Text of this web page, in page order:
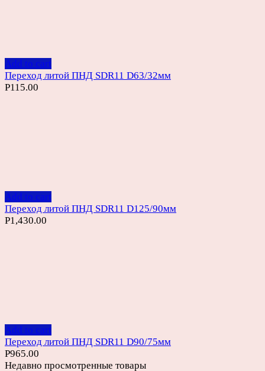
Add to cart
Переход литой ПНД SDR11 D63/32мм
Р115.00
Add to cart
Переход литой ПНД SDR11 D125/90мм
Р1,430.00
Add to cart
Переход литой ПНД SDR11 D90/75мм
Р965.00
Недавно просмотренные товары